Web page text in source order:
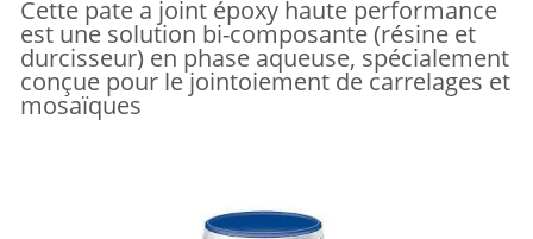
Cette pate a joint époxy haute performance
est une solution bi-composante (résine et
durcisseur) en phase aqueuse, spécialement
conçue pour le jointoiement de carrelages et
mosaïques